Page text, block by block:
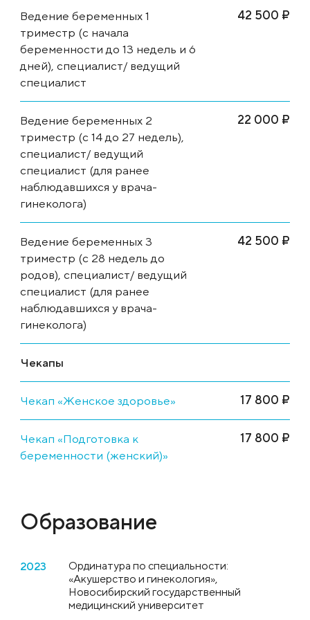
Ведение беременных 1
триместр (с начала
беременности до 13 недель и 6
дней), специалист/ ведущий
специалист
42 500 ₽
Ведение беременных 2
триместр (с 14 до 27 недель),
специалист/ ведущий
специалист (для ранее
наблюдавшихся у врача-
гинеколога)
22 000 ₽
Ведение беременных 3
триместр (с 28 недель до
родов), специалист/ ведущий
специалист (для ранее
наблюдавшихся у врача-
гинеколога)
42 500 ₽
Чекапы
Чекап «Женское здоровье» 17 800 ₽
Чекап «Подготовка к
беременности (женский)»
17 800 ₽
Образование
2023
Ординатура по специальности:
«Акушерство и гинекология»,
Новосибирский государственный
медицинский университет